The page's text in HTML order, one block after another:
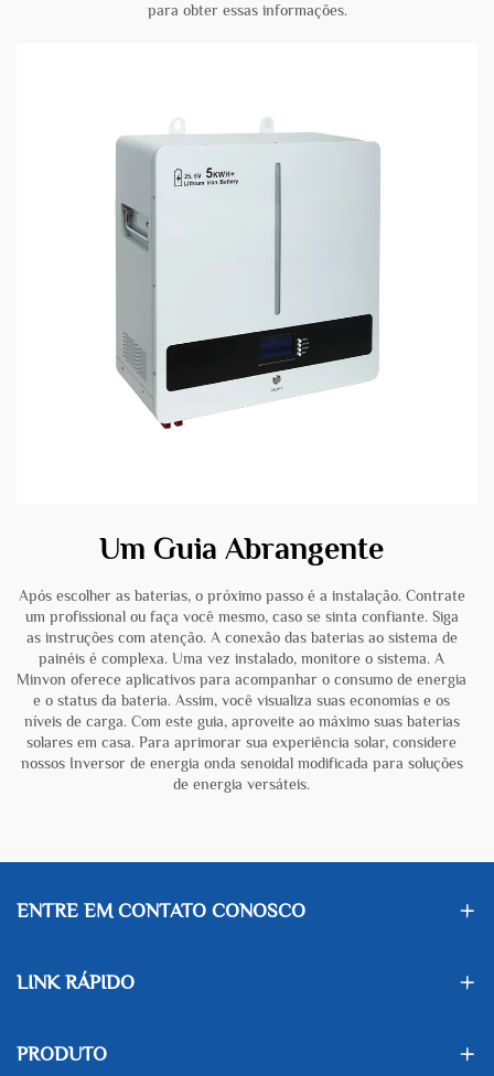
para obter essas informações.
Um Guia Abrangente
Após escolher as baterias, o próximo passo é a instalação. Contrate
um profissional ou faça você mesmo, caso se sinta confiante. Siga
as instruções com atenção. A conexão das baterias ao sistema de
painéis é complexa. Uma vez instalado, monitore o sistema. A
Minvon oferece aplicativos para acompanhar o consumo de energia
e o status da bateria. Assim, você visualiza suas economias e os
níveis de carga. Com este guia, aproveite ao máximo suas baterias
solares em casa. Para aprimorar sua experiência solar, considere
nossos Inversor de energia onda senoidal modificada para soluções
de energia versáteis.
ENTRE EM CONTATO CONOSCO
LINK RÁPIDO
PRODUTO